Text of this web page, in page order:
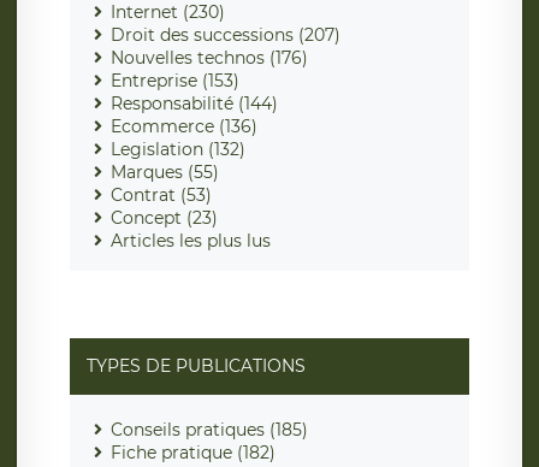
Internet (230)
Droit des successions (207)
Nouvelles technos (176)
Entreprise (153)
Responsabilité (144)
Ecommerce (136)
Legislation (132)
Marques (55)
Contrat (53)
Concept (23)
Articles les plus lus
TYPES DE PUBLICATIONS
Conseils pratiques (185)
Fiche pratique (182)